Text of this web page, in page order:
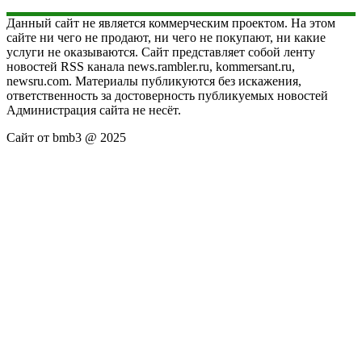
Данный сайт не является коммерческим проектом. На этом
сайте ни чего не продают, ни чего не покупают, ни какие
услуги не оказываются. Сайт представляет собой ленту
новостей RSS канала news.rambler.ru, kommersant.ru,
newsru.com. Материалы публикуются без искажения,
ответственность за достоверность публикуемых новостей
Администрация сайта не несёт.
Сайт от bmb3 @ 2025